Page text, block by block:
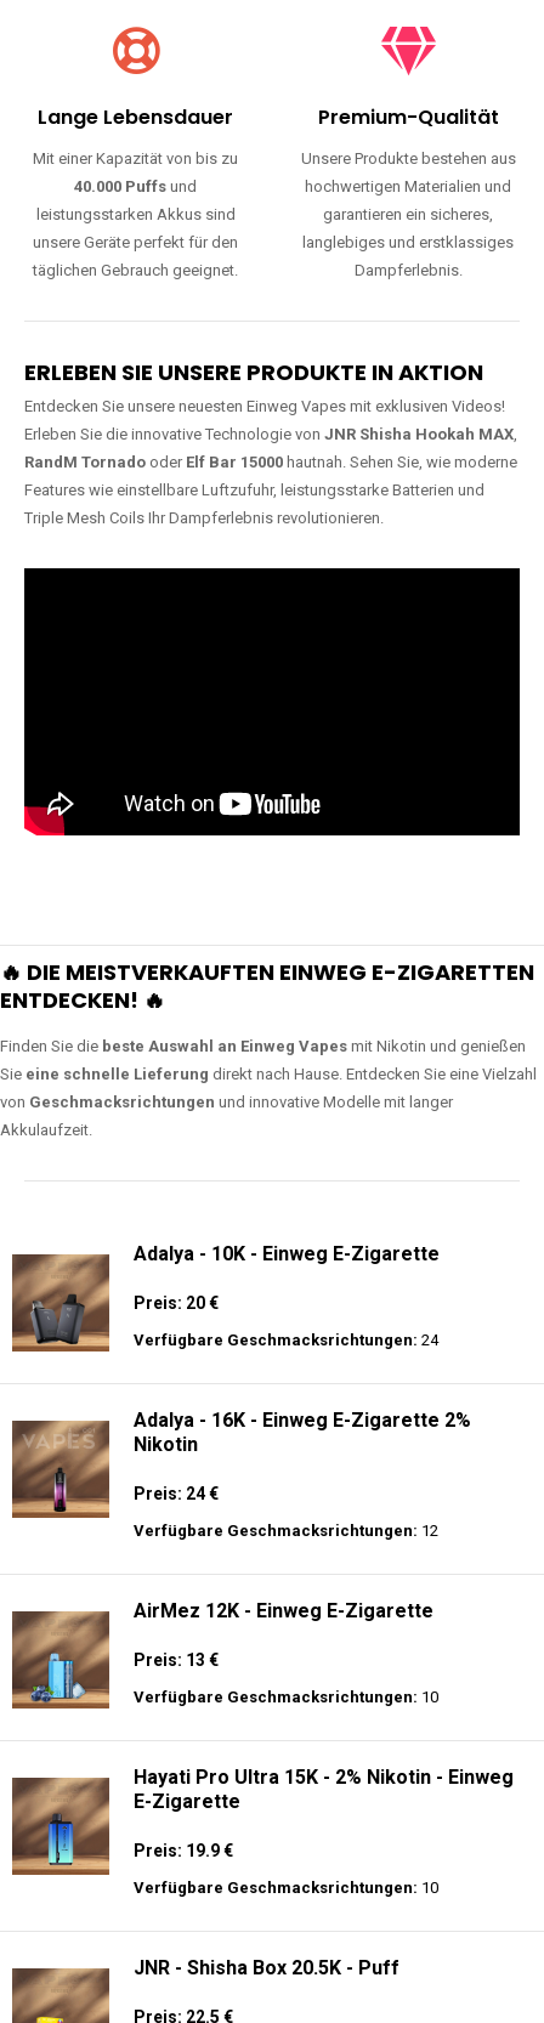
Lange Lebensdauer
Mit einer Kapazität von bis zu
40.000 Puffs und
leistungsstarken Akkus sind
unsere Geräte perfekt für den
täglichen Gebrauch geeignet.
Premium-Qualität
Unsere Produkte bestehen aus
hochwertigen Materialien und
garantieren ein sicheres,
langlebiges und erstklassiges
Dampferlebnis.
ERLEBEN SIE UNSERE PRODUKTE IN AKTION
Entdecken Sie unsere neuesten Einweg Vapes mit exklusiven Videos!
Erleben Sie die innovative Technologie von JNR Shisha Hookah MAX,
RandM Tornado oder Elf Bar 15000 hautnah. Sehen Sie, wie moderne
Features wie einstellbare Luftzufuhr, leistungsstarke Batterien und
Triple Mesh Coils Ihr Dampferlebnis revolutionieren.
🔥 DIE MEISTVERKAUFTEN EINWEG E-ZIGARETTEN
ENTDECKEN! 🔥
Finden Sie die beste Auswahl an Einweg Vapes mit Nikotin und genießen
Sie eine schnelle Lieferung direkt nach Hause. Entdecken Sie eine Vielzahl
von Geschmacksrichtungen und innovative Modelle mit langer
Akkulaufzeit.
Adalya - 10K - Einweg E-Zigarette
Preis: 20 €
Verfügbare Geschmacksrichtungen: 24
Adalya - 16K - Einweg E-Zigarette 2%
Nikotin
Preis: 24 €
Verfügbare Geschmacksrichtungen: 12
AirMez 12K - Einweg E-Zigarette
Preis: 13 €
Verfügbare Geschmacksrichtungen: 10
Hayati Pro Ultra 15K - 2% Nikotin - Einweg
E-Zigarette
Preis: 19.9 €
Verfügbare Geschmacksrichtungen: 10
JNR - Shisha Box 20.5K - Puff
Preis: 22.5 €